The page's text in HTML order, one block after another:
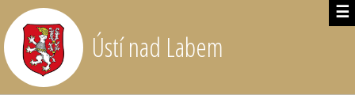
☰
Ústí nad Labem